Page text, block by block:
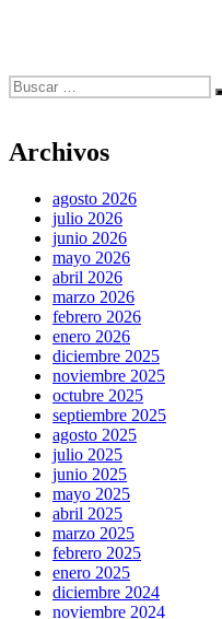
Buscar
por:
Archivos
agosto 2026
julio 2026
junio 2026
mayo 2026
abril 2026
marzo 2026
febrero 2026
enero 2026
diciembre 2025
noviembre 2025
octubre 2025
septiembre 2025
agosto 2025
julio 2025
junio 2025
mayo 2025
abril 2025
marzo 2025
febrero 2025
enero 2025
diciembre 2024
noviembre 2024